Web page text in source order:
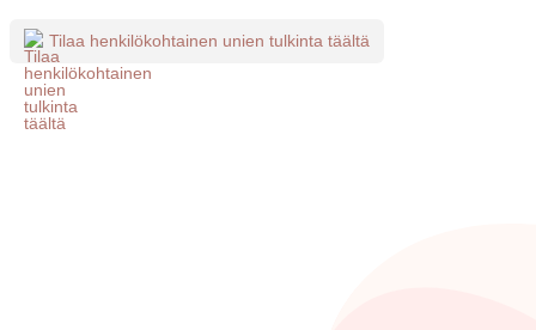
Tilaa henkilökohtainen unien tulkinta täältä